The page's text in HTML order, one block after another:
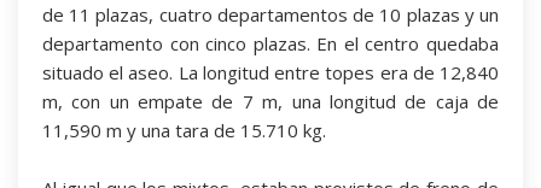
de 11 plazas, cuatro departamentos de 10 plazas y un
departamento con cinco plazas. En el centro quedaba
situado el aseo. La longitud entre topes era de 12,840
m, con un empate de 7 m, una longitud de caja de
11,590 m y una tara de 15.710 kg.